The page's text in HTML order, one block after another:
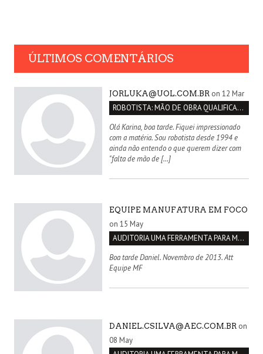
ÚLTIMOS COMENTÁRIOS
JORLUKA@UOL.COM.BR on 12 Mar
ROBOTISTA: MÃO DE OBRA QUALIFICADA INEXISTENTE NO BRASIL
Olá Karina, boa tarde. Fiquei impressionado
com a matéria. Sou robotista desde 1994 e
ainda não entendo o que querem dizer com
"falta de mão de […]
EQUIPE MANUFATURA EM FOCO
on 15 May
AUDITORIA UMA FERRAMENTA PARA MELHORIA CONTÍNUA
Boa tarde Daniel. Novembro de 2013. Att
Equipe MF
DANIEL.CSILVA@AEC.COM.BR on
08 May